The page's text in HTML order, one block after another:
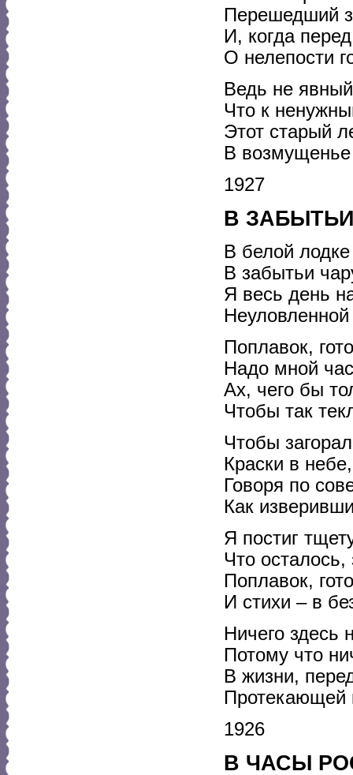
Перешедший
И, когда
О нелепости
Ведь не
Что к
Этот старый
В возмущенье
1927
В ЗАБЫТЬИ
В белой
В забытьи
Я весь день
Поплавок,
Надо мной
Ах, чего бы
Чтобы так
Чтобы
Краски в
Говоря по
Как
Я постиг
Что
Поплавок,
И стихи – в
Ничего здесь
Потому что
В жизни,
1926
В ЧАСЫ